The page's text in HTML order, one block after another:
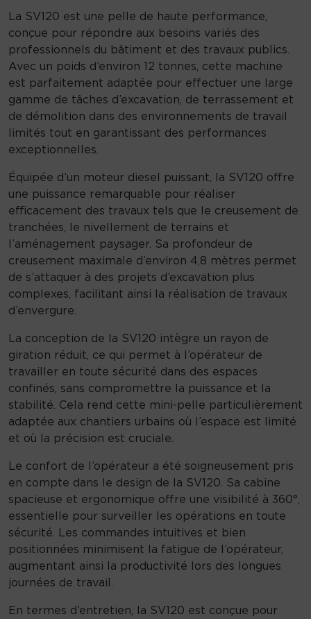
P
e
l
l
e
h
y
d
r
u
l
i
q
u
e
S
V
1
La SV120 est une pelle de haute performance,
conçue pour répondre aux besoins variés des
professionnels du bâtiment et des travaux publics.
Avec un poids d’environ 12 tonnes, cette machine
est parfaitement adaptée pour effectuer une large
gamme de tâches d’excavation, de terrassement et
de démolition dans des environnements de travail
limités tout en garantissant des performances
exceptionnelles.
Équipée d’un moteur diesel puissant, la SV120 offre
une puissance remarquable pour réaliser
efficacement des travaux tels que le creusement de
tranchées, le nivellement de terrains et
l’aménagement paysager. Sa profondeur de
creusement maximale d’environ 4,8 mètres permet
de s’attaquer à des projets d’excavation plus
complexes, facilitant ainsi la réalisation de travaux
d’envergure.
La conception de la SV120 intègre un rayon de
giration réduit, ce qui permet à l’opérateur de
travailler en toute sécurité dans des espaces
confinés, sans compromettre la puissance et la
stabilité. Cela rend cette mini-pelle particulièrement
adaptée aux chantiers urbains où l’espace est limité
et où la précision est cruciale.
Le confort de l’opérateur a été soigneusement pris
en compte dans le design de la SV120. Sa cabine
spacieuse et ergonomique offre une visibilité à 360°,
essentielle pour surveiller les opérations en toute
sécurité. Les commandes intuitives et bien
positionnées minimisent la fatigue de l’opérateur,
augmentant ainsi la productivité lors des longues
journées de travail.
En termes d’entretien, la SV120 est conçue pour